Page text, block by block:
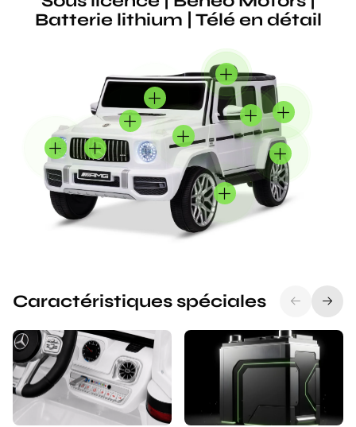
Batterie lithium | Télé en détail
Caractéristiques spéciales